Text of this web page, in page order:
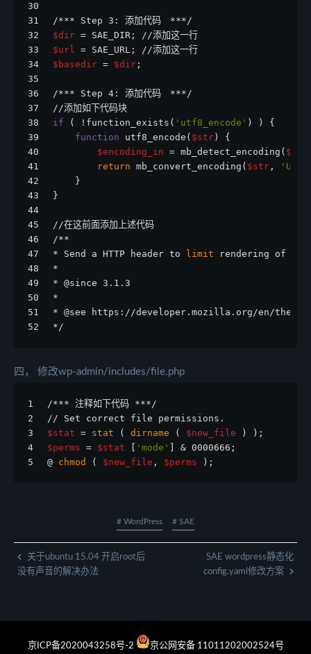
30
31
32
33
34
35
36
37
38
39
40
41
42
43
44
45
46
47
48
49
50
51
52
/*** Step 3: 添加代码　***/
$dir = SAE_DIR; //添加这一行
$url = SAE_URL; //添加这一行
$basedir = $dir ;
/*** Step 4: 添加代码　***/
//添加如下代码块
if ( !function_exists( 'utf8_encode' ) ) {
function utf8_encode( $str ) {
$encoding_in = mb_detect_encoding( $str
return mb_convert_encoding( $str ,
    }
}
//在这前面添加上述代码
/**
* Send a HTTP header to
limit rendering of
*
* @since 3.1.3
*
* @see https://developer.mozilla.org/en/the_x-
*/
四， 修改wp-admin/includes/file.php
1
2
3
4
5
/*** 注释如下代码 ***/
// Set correct file permissions.
$stat = stat ( dirname ( $new_file ) );
$perms = $stat 'mode'
] & 0000666;
@ chmod ( $new_file , $perms );
# WordPress # SAE
关于ubuntu 15.04 开启root后
没有声音的解决办法
SAE wordpress静态化
config.yaml修改方案
京ICP备2020043258号-2 京公网安备 11011202002524号